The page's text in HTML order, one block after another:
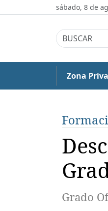
sábado, 8 de
Zona
Grado